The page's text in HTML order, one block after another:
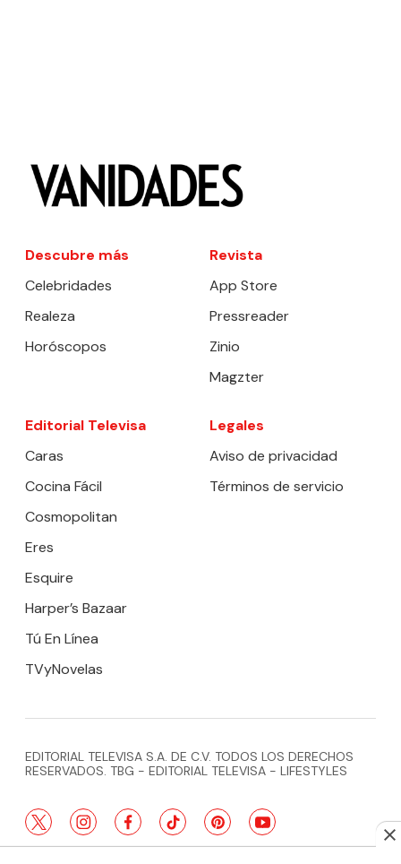
Descubre más
Celebridades
Realeza
Horóscopos
Revista
App Store
Pressreader
Zinio
Magzter
Editorial Televisa
Caras
Cocina Fácil
Cosmopolitan
Eres
Esquire
Harper’s Bazaar
Tú En Línea
TVyNovelas
Legales
Aviso de privacidad
Términos de servicio
EDITORIAL TELEVISA S.A. DE C.V. TODOS LOS DERECHOS
RESERVADOS. TBG - EDITORIAL TELEVISA - LIFESTYLES
twitterinstagramfacebooktiktokpinterestyoutube